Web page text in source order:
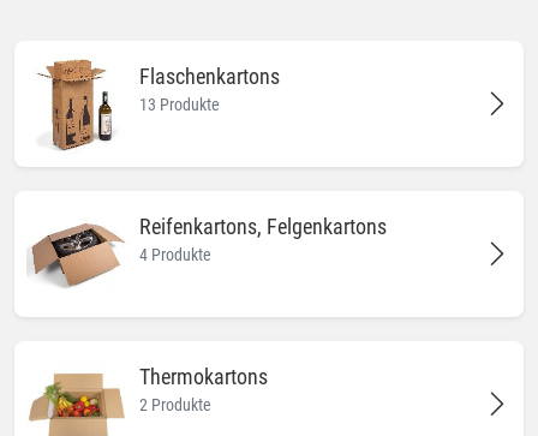
Flaschenkartons
13 Produkte
Reifenkartons, Felgenkartons
4 Produkte
Thermokartons
2 Produkte